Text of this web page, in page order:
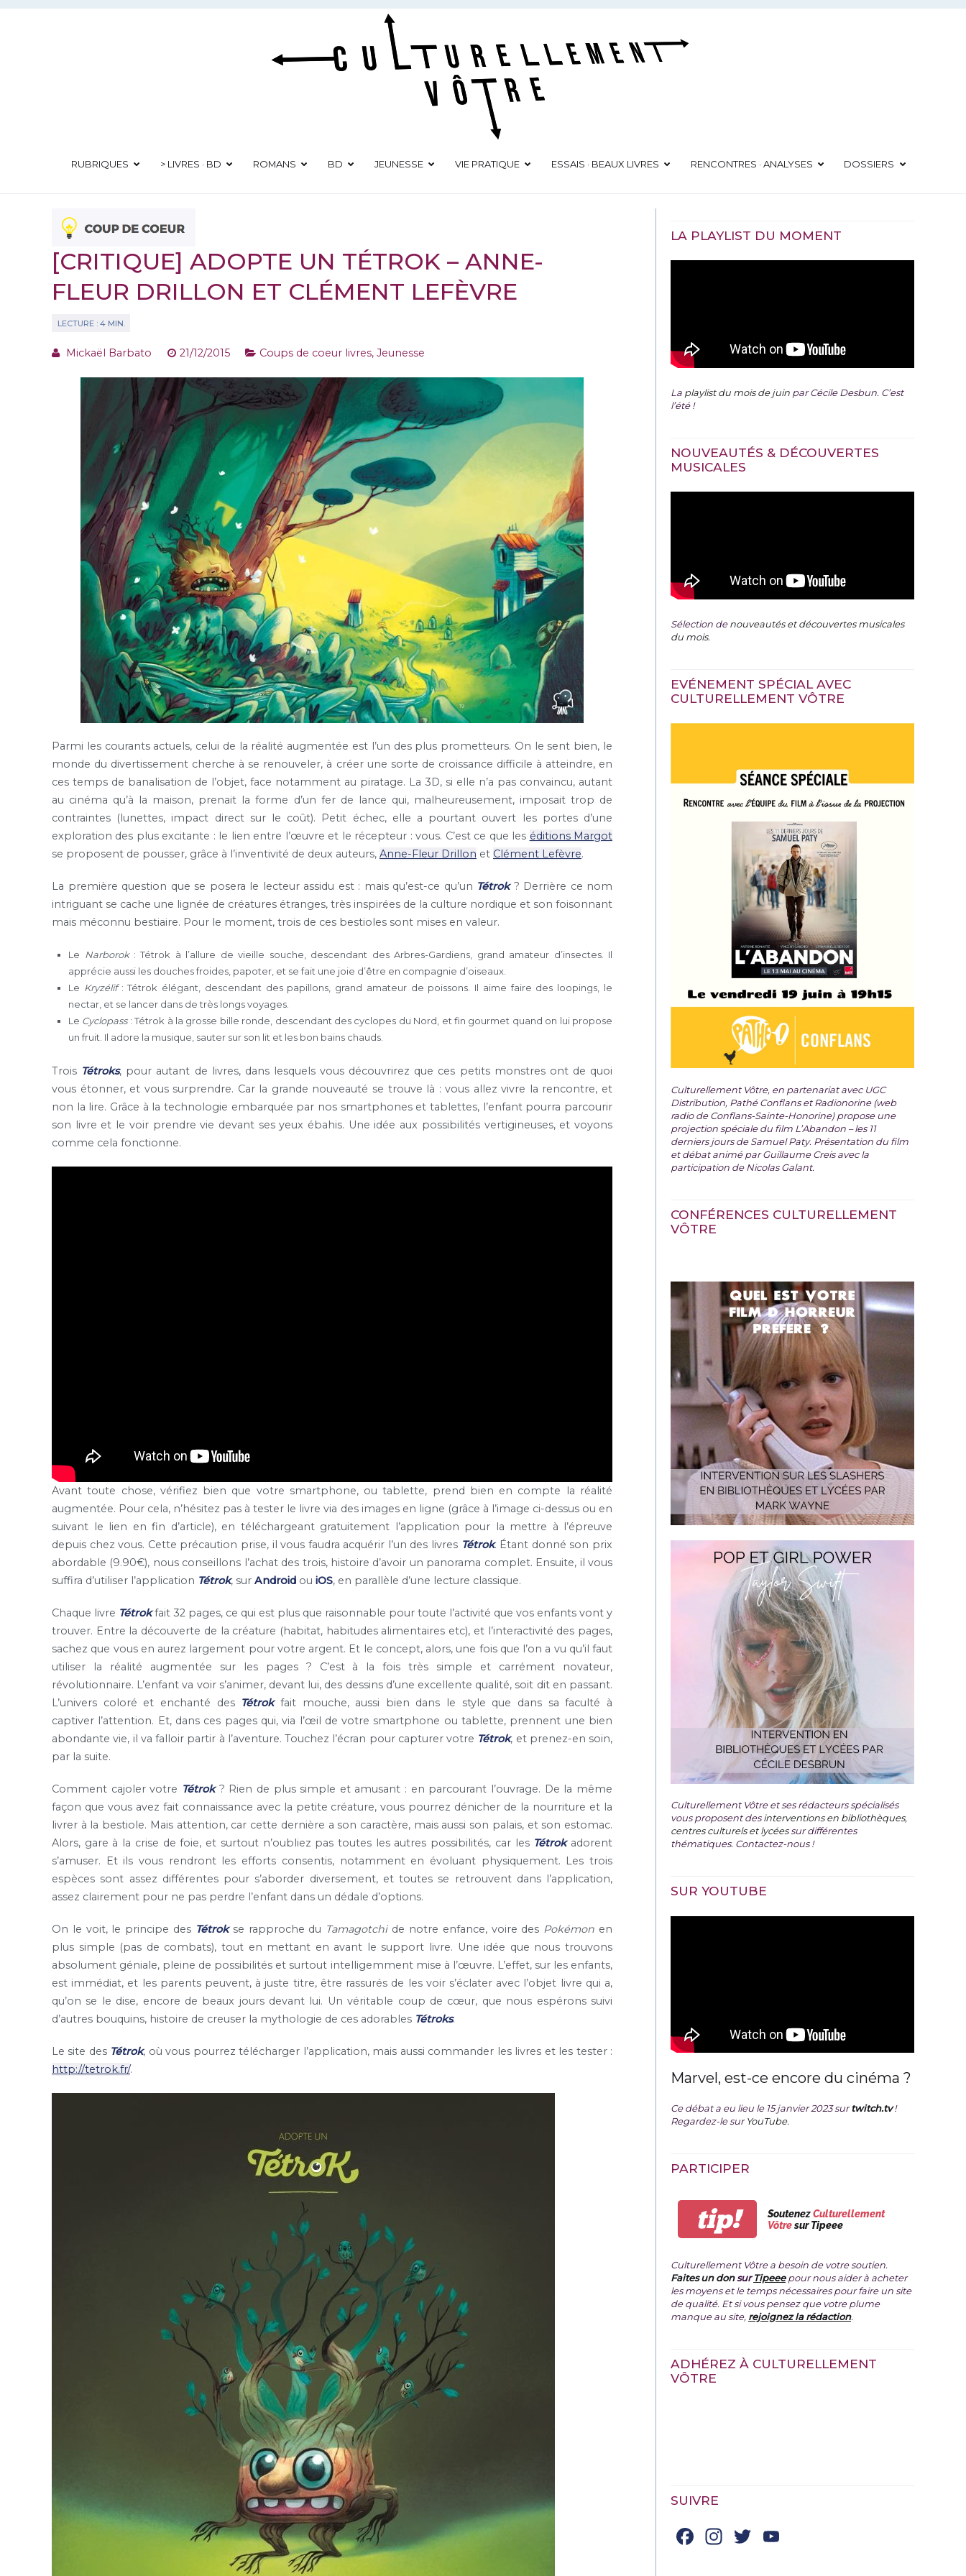
Aller
RUBRIQUES > LIVRES · BD ROMANS BD JEUNESSE VIE PRATIQUE ESSAIS · BEAUX LIVRES RENCONTRES · ANALYSES DOSSIERS
[CRITIQUE] ADOPTE UN TÉTROK – ANNE-
FLEUR DRILLON ET CLÉMENT LEFÈVRE
Mickaël Barbato 21/12/2015 Coups de coeur livres,Jeunesse
Parmi les courants actuels, celui de la réalité augmentée est l’un des plus prometteurs. On le sent bien, le
monde du divertissement cherche à se renouveler, à créer une sorte de croissance difficile à atteindre, en
ces temps de banalisation de l’objet, face notamment au piratage. La 3D, si elle n’a pas convaincu, autant
au cinéma qu’à la maison, prenait la forme d’un fer de lance qui, malheureusement, imposait trop de
contraintes (lunettes, impact direct sur le coût). Petit échec, elle a pourtant ouvert les portes d’une
exploration des plus excitante : le lien entre l’œuvre et le récepteur : vous. C’est ce que les éditions Margot
se proposent de pousser, grâce à l’inventivité de deux auteurs, Anne-Fleur Drillon et Clément Lefèvre.
La première question que se posera le lecteur assidu est : mais qu’est-ce qu’un Tétrok ? Derrière ce nom
intriguant se cache une lignée de créatures étranges, très inspirées de la culture nordique et son foisonnant
mais méconnu bestiaire. Pour le moment, trois de ces bestioles sont mises en valeur.
Le Narborok: Tétrok à l’allure de vieille souche, descendant des Arbres-Gardiens, grand amateur d’insectes. Il
apprécie aussi les douches froides, papoter, et se fait une joie d’être en compagnie d’oiseaux.
Le Kryzélif: Tétrok élégant, descendant des papillons, grand amateur de poissons. Il aime faire des loopings, le
nectar, et se lancer dans de très longs voyages.
Le Cyclopass: Tétrok à la grosse bille ronde, descendant des cyclopes du Nord, et fin gourmet quand on lui propose
un fruit. Il adore la musique, sauter sur son lit et les bon bains chauds.
Trois Tétroks, pour autant de livres, dans lesquels vous découvrirez que ces petits monstres ont de quoi
vous étonner, et vous surprendre. Car la grande nouveauté se trouve là : vous allez vivre la rencontre, et
non la lire. Grâce à la technologie embarquée par nos smartphones et tablettes, l’enfant pourra parcourir
son livre et le voir prendre vie devant ses yeux ébahis. Une idée aux possibilités vertigineuses, et voyons
comme cela fonctionne.
Avant toute chose, vérifiez bien que votre smartphone, ou tablette, prend bien en compte la réalité
augmentée. Pour cela, n’hésitez pas à tester le livre via des images en ligne (grâce à l’image ci-dessus ou en
suivant le lien en fin d’article), en téléchargeant gratuitement l’application pour la mettre à l’épreuve
depuis chez vous. Cette précaution prise, il vous faudra acquérir l’un des livres Tétrok. Étant donné son prix
abordable (9.90€), nous conseillons l’achat des trois, histoire d’avoir un panorama complet. Ensuite, il vous
suffira d’utiliser l’application Tétrok, sur Android ou iOS, en parallèle d’une lecture classique.
Chaque livre Tétrok fait 32 pages, ce qui est plus que raisonnable pour toute l’activité que vos enfants vont y
trouver. Entre la découverte de la créature (habitat, habitudes alimentaires etc), et l’interactivité des pages,
sachez que vous en aurez largement pour votre argent. Et le concept, alors, une fois que l’on a vu qu’il faut
utiliser la réalité augmentée sur les pages ? C’est à la fois très simple et carrément novateur,
révolutionnaire. L’enfant va voir s’animer, devant lui, des dessins d’une excellente qualité, soit dit en passant.
L’univers coloré et enchanté des Tétrok fait mouche, aussi bien dans le style que dans sa faculté à
captiver l’attention. Et, dans ces pages qui, via l’œil de votre smartphone ou tablette, prennent une bien
abondante vie, il va falloir partir à l’aventure. Touchez l’écran pour capturer votre Tétrok, et prenez-en soin,
par la suite.
Comment cajoler votre Tétrok ? Rien de plus simple et amusant : en parcourant l’ouvrage. De la même
façon que vous avez fait connaissance avec la petite créature, vous pourrez dénicher de la nourriture et la
livrer à la bestiole. Mais attention, car cette dernière a son caractère, mais aussi son palais, et son estomac.
Alors, gare à la crise de foie, et surtout n’oubliez pas toutes les autres possibilités, car les Tétrok adorent
s’amuser. Et ils vous rendront les efforts consentis, notamment en évoluant physiquement. Les trois
espèces sont assez différentes pour s’aborder diversement, et toutes se retrouvent dans l’application,
assez clairement pour ne pas perdre l’enfant dans un dédale d’options.
On le voit, le principe des Tétrok se rapproche du Tamagotchide notre enfance, voire des Pokémon en
plus simple (pas de combats), tout en mettant en avant le support livre. Une idée que nous trouvons
absolument géniale, pleine de possibilités et surtout intelligemment mise à l’œuvre. L’effet, sur les enfants,
est immédiat, et les parents peuvent, à juste titre, être rassurés de les voir s’éclater avec l’objet livre qui a,
qu’on se le dise, encore de beaux jours devant lui. Un véritable coup de cœur, que nous espérons suivi
d’autres bouquins, histoire de creuser la mythologie de ces adorables Tétroks.
Le site des Tétrok, où vous pourrez télécharger l’application, mais aussi commander les livres et les tester :
http://tetrok.fr/.
LA PLAYLIST DU MOMENT
La playlist du mois de juin par Cécile Desbun. C’est
l’été !
NOUVEAUTÉS & DÉCOUVERTES
MUSICALES
Sélection denouveautés et découvertes musicales
du mois.
EVÉNEMENT SPÉCIAL AVEC
CULTURELLEMENT VÔTRE
Culturellement Vôtre, en partenariat avec UGC
Distribution, Pathé Conflans et Radionorine (web
radio de Conflans-Sainte-Honorine) propose une
projection spéciale du film L’Abandon – les 11
derniers jours de Samuel Paty. Présentation du film
et débat animé par Guillaume Creis avec la
participation de Nicolas Galant.
CONFÉRENCES CULTURELLEMENT
VÔTRE
Culturellement Vôtre et ses rédacteurs spécialisés
vous proposent desinterventions en bibliothèques,
centres culturels et lycéessur différentes
thématiques. Contactez-nous !
SUR YOUTUBE
Marvel, est-ce encore du cinéma ?
Ce débat a eu lieu le 15 janvier 2023 surtwitch.tv !
Regardez-le surYouTube.
PARTICIPER
tip! SoutenezCulturellement
Vôtresur Tipeee
Culturellement Vôtre a besoin de votre soutien.
Faites un donsurTipeeepour nous aider à acheter
les moyens et le temps nécessaires pour faire un site
de qualité. Et si vous pensez que votre plume
manque au site, rejoignez la rédaction.
ADHÉREZ À CULTURELLEMENT
VÔTRE
SUIVRE
Facebook
Instagram
Twitter